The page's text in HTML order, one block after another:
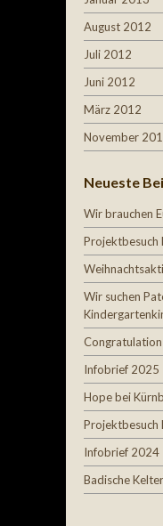
August 2012
Juli 2012
Juni 2012
März 2012
November
Neueste
Wir brauchen
Projektbesuch
Wir suchen
Infobrief 2025
Hope bei
Projektbesuch
Infobrief 2024
Badische